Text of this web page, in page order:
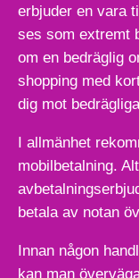
erbjuder en vara
ses som extremt
om en bedräglig
shopping med
dig mot
I allmänhet
mobilbetalning.
betala av notan
Innan någon
kan man